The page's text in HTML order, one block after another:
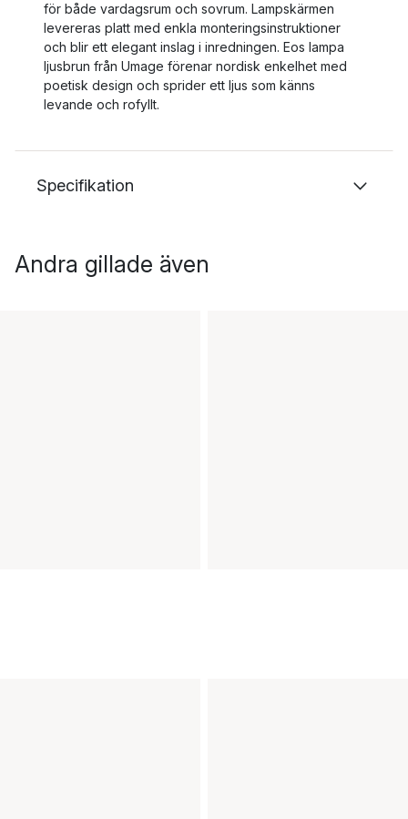
för både vardagsrum och sovrum. Lampskärmen
levereras platt med enkla monteringsinstruktioner
och blir ett elegant inslag i inredningen. Eos lampa
ljusbrun från Umage förenar nordisk enkelhet med
poetisk design och sprider ett ljus som känns
levande och rofyllt.
Specifikation
Andra gillade även